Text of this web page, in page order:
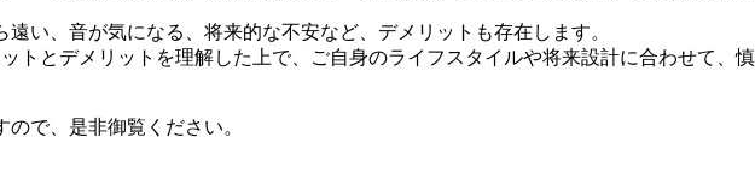
い、音が気になる、将来的な不安など、デメリットも存在します。
トとデメリットを理解した上で、ご自身のライフスタイルや将来設計に合わせて、
で、是非御覧ください。